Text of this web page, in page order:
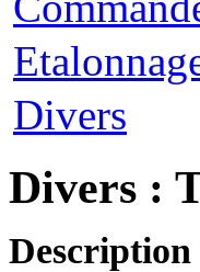
Divers
Divers :